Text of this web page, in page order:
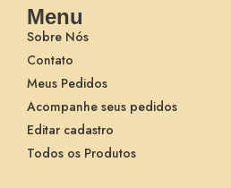
Menu
Sobre Nós
Contato
Meus Pedidos
Acompanhe seus pedidos
Editar cadastro
Todos os Produtos